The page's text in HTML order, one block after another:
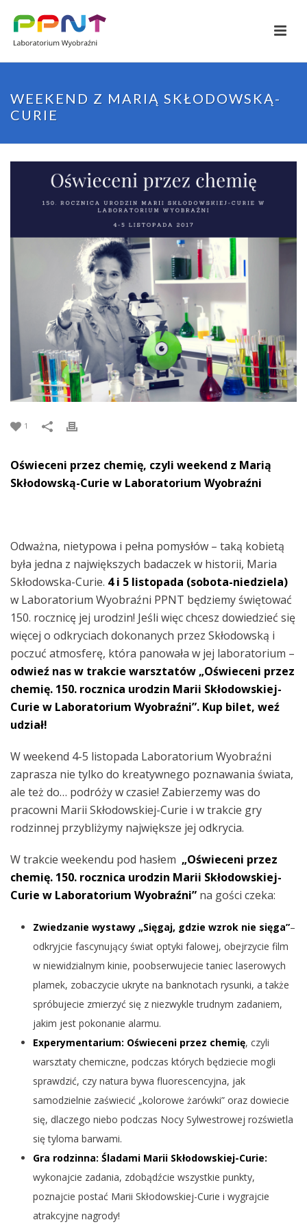
WEEKEND Z MARIĄ SKŁODOWSKĄ-
CURIE
1
Oświeceni przez chemię, czyli weekend z Marią
Skłodowską-Curie w Laboratorium Wyobraźni
Odważna, nietypowa i pełna pomysłów – taką kobietą
była jedna z największych badaczek w historii, Maria
Skłodowska-Curie. 4 i 5 listopada (sobota-niedziela)
w Laboratorium Wyobraźni PPNT będziemy świętować
150. rocznicę jej urodzin! Jeśli więc chcesz dowiedzieć się
więcej o odkryciach dokonanych przez Skłodowską i
poczuć atmosferę, która panowała w jej laboratorium –
odwieź nas w trakcie warsztatów „Oświeceni przez
chemię. 150. rocznica urodzin Marii Skłodowskiej-
Curie w Laboratorium Wyobraźni”. Kup bilet, weź
udział!
W weekend 4-5 listopada Laboratorium Wyobraźni
zaprasza nie tylko do kreatywnego poznawania świata,
ale też do… podróży w czasie! Zabierzemy was do
pracowni Marii Skłodowskiej-Curie i w trakcie gry
rodzinnej przybliżymy największe jej odkrycia.
W trakcie weekendu pod hasłem „Oświeceni przez
chemię. 150. rocznica urodzin Marii Skłodowskiej-
Curie w Laboratorium Wyobraźni” na gości czeka:
Zwiedzanie wystawy „Sięgaj, gdzie wzrok nie sięga”–
odkryjcie fascynujący świat optyki falowej, obejrzycie film
w niewidzialnym kinie, poobserwujecie taniec laserowych
plamek, zobaczycie ukryte na banknotach rysunki, a także
spróbujecie zmierzyć się z niezwykle trudnym zadaniem,
jakim jest pokonanie alarmu.
Experymentarium: Oświeceni przez chemię, czyli
warsztaty chemiczne, podczas których będziecie mogli
sprawdzić, czy natura bywa fluorescencyjna, jak
samodzielnie zaświecić „kolorowe żarówki” oraz dowiecie
się, dlaczego niebo podczas Nocy Sylwestrowej rozświetla
się tyloma barwami.
Gra rodzinna: Śladami Marii Skłodowskiej-Curie:
wykonajcie zadania, zdobądźcie wszystkie punkty,
poznajcie postać Marii Skłodowskiej-Curie i wygrajcie
atrakcyjne nagrody!